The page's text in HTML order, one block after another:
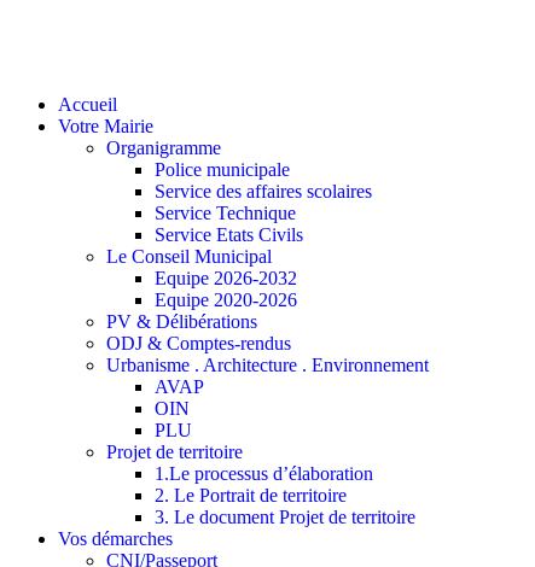
Accueil
Votre Mairie
Organigramme
Police municipale
Service des affaires scolaires
Service Technique
Service Etats Civils
Le Conseil Municipal
Equipe 2026-2032
Equipe 2020-2026
PV & Délibérations
ODJ & Comptes-rendus
Urbanisme . Architecture . Environnement
AVAP
OIN
PLU
Projet de territoire
1.Le processus d’élaboration
2. Le Portrait de territoire
3. Le document Projet de territoire
Vos démarches
CNI/Passeport